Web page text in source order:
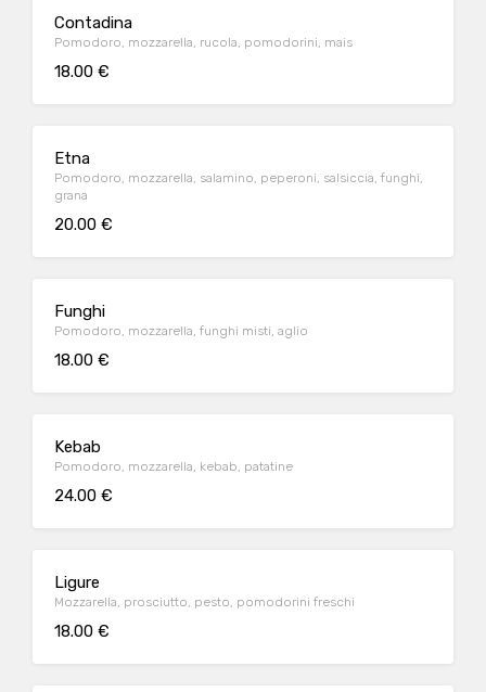
Contadina
Pomodoro, mozzarella, rucola, pomodorini, mais
18.00 €
Etna
Pomodoro, mozzarella, salamino, peperoni, salsiccia, funghi,
grana
20.00 €
Funghi
Pomodoro, mozzarella, funghi misti, aglio
18.00 €
Kebab
Pomodoro, mozzarella, kebab, patatine
24.00 €
Ligure
Mozzarella, prosciutto, pesto, pomodorini freschi
18.00 €